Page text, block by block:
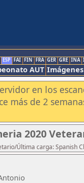
ESP FAI FIN FRA GER GRE INA
AUT Imágenes
en los
más de 2
2020
Última carga: Spanish